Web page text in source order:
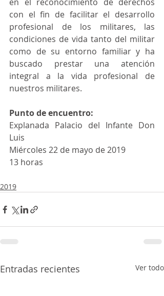
con el fin de facilitar el desarrollo
profesional de los militares, las
condiciones de vida tanto del militar
como de su entorno familiar y ha
buscado prestar una atención
integral a la vida profesional de
nuestros militares.
Punto de encuentro:
Explanada Palacio del Infante Don
Luis
Miércoles 22 de mayo de 2019
13 horas
2019
Entradas recientes Ver todo